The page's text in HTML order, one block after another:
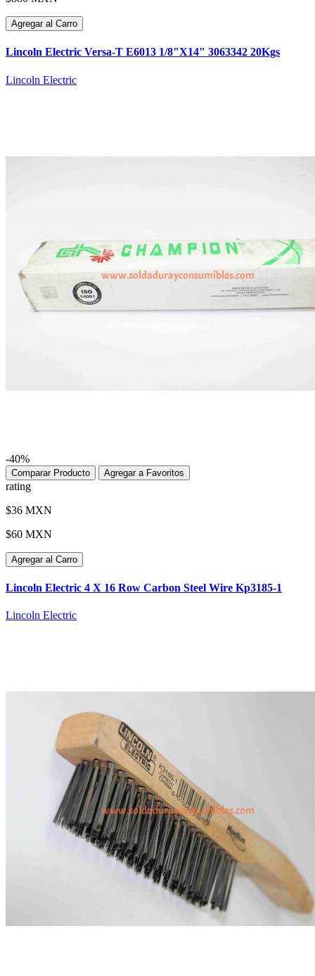
Agregar al Carro
Lincoln Electric Versa-T E6013 1/8"X14" 3063342 20Kgs
Lincoln Electric
-40%
Comparar Producto Agregar a Favoritos
rating
$36 MXN
$60 MXN
Agregar al Carro
Lincoln Electric 4 X 16 Row Carbon Steel Wire Kp3185-1
Lincoln Electric